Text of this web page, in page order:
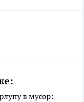
в мусор: